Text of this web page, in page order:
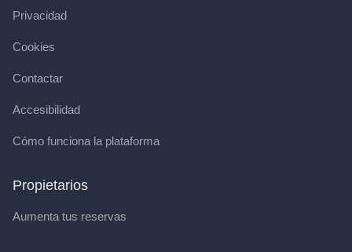
Privacidad
Cookies
Contactar
Accesibilidad
Cómo funciona la plataforma
Propietarios
Aumenta tus reservas